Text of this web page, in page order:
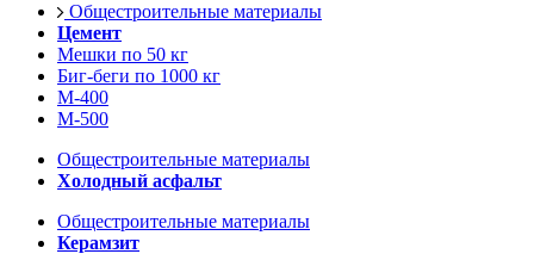
Общестроительные материалы
Цемент
Мешки по 50 кг
Биг-беги по 1000 кг
М-400
М-500
Общестроительные материалы
Холодный асфальт
Общестроительные материалы
Керамзит